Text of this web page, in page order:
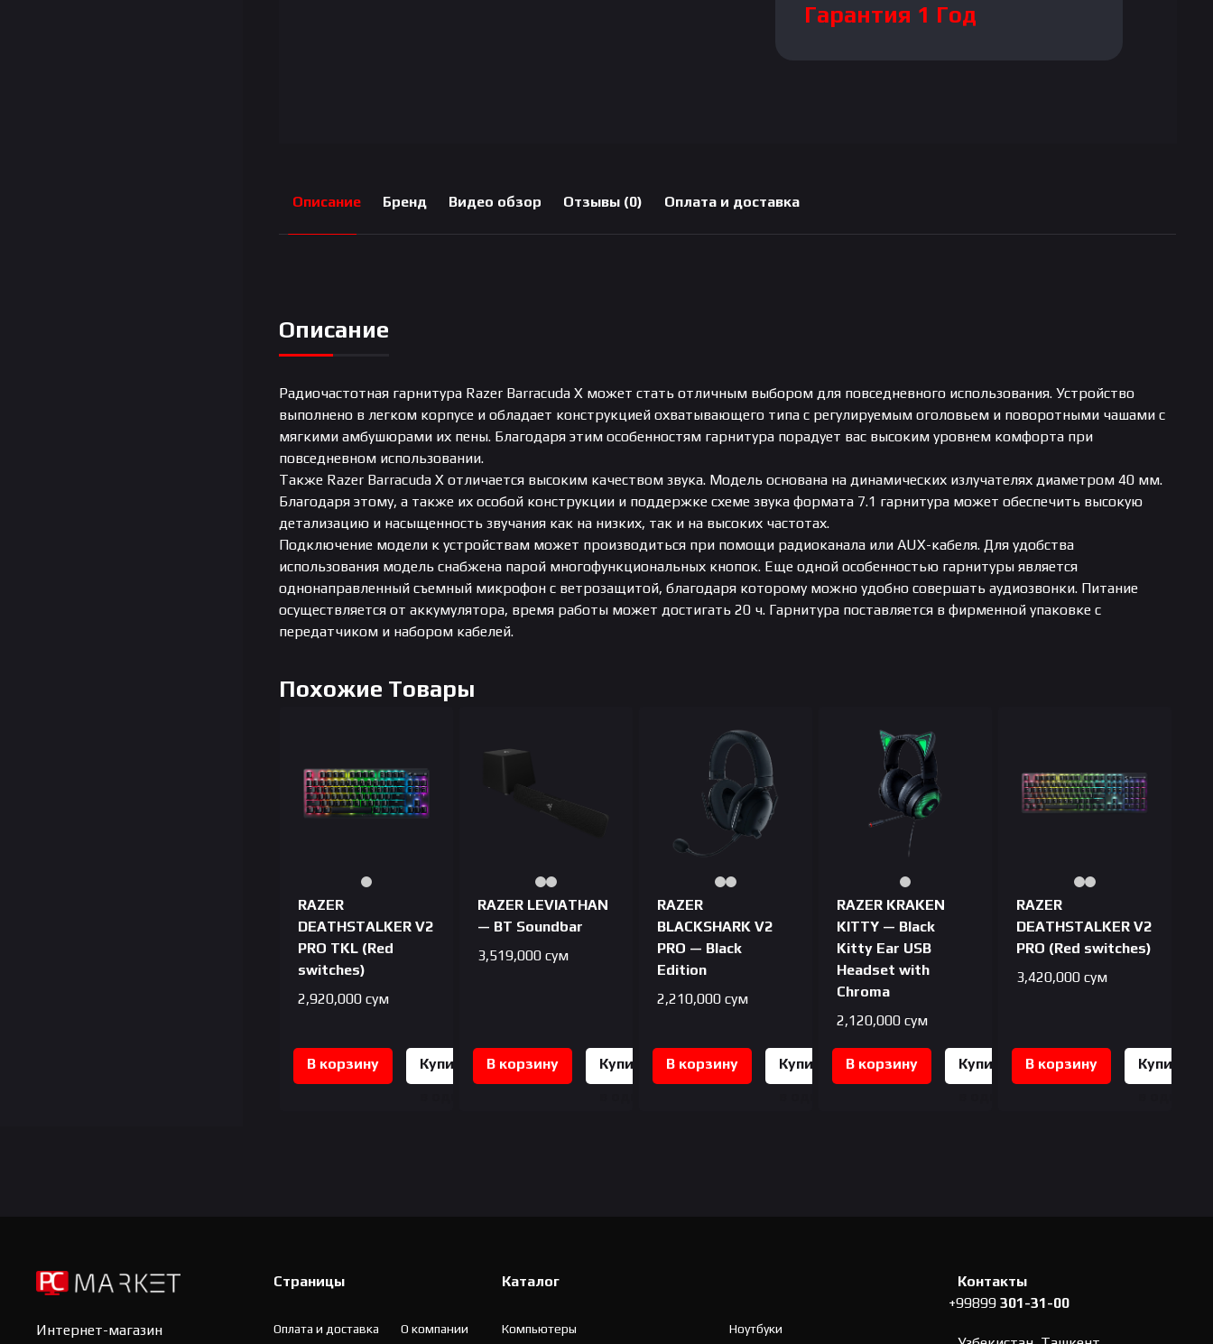
Гарантия 1 Год
Описание Бренд Видео обзор Отзывы (0) Оплата и доставка
Описание
Радиочастотная гарнитура Razer Barracuda X может стать отличным выбором для повседневного использования. Устройство
выполнено в легком корпусе и обладает конструкцией охватывающего типа с регулируемым оголовьем и поворотными чашами с
мягкими амбушюрами их пены. Благодаря этим особенностям гарнитура порадует вас высоким уровнем комфорта при
повседневном использовании.
Также Razer Barracuda X отличается высоким качеством звука. Модель основана на динамических излучателях диаметром 40 мм.
Благодаря этому, а также их особой конструкции и поддержке схеме звука формата 7.1 гарнитура может обеспечить высокую
детализацию и насыщенность звучания как на низких, так и на высоких частотах.
Подключение модели к устройствам может производиться при помощи радиоканала или AUX-кабеля. Для удобства
использования модель снабжена парой многофункциональных кнопок. Еще одной особенностью гарнитуры является
однонаправленный съемный микрофон с ветрозащитой, благодаря которому можно удобно совершать аудиозвонки. Питание
осуществляется от аккумулятора, время работы может достигать 20 ч. Гарнитура поставляется в фирменной упаковке с
передатчиком и набором кабелей.
Похожие Товары
RAZER
DEATHSTALKER V2
PRO TKL (Red
switches)
2,920,000 сум
В корзину
Купить
RAZER LEVIATHAN
— BT Soundbar
3,519,000 сум
В корзину
Купить
RAZER
BLACKSHARK V2
PRO — Black
Edition
2,210,000сум
В корзину
Купить
RAZER KRAKEN
KITTY — Black
Kitty Ear USB
Headset with
Chroma
2,120,000сум
В корзину
Купить
RAZER
DEATHSTALKER V2
PRO (Red switches)
3,420,000сум
В корзину
Купить
Интернет-магазин
Страницы
Оплата и доставка О компании
Каталог
Компьютеры Ноутбуки
Контакты
+99899 301-31-00